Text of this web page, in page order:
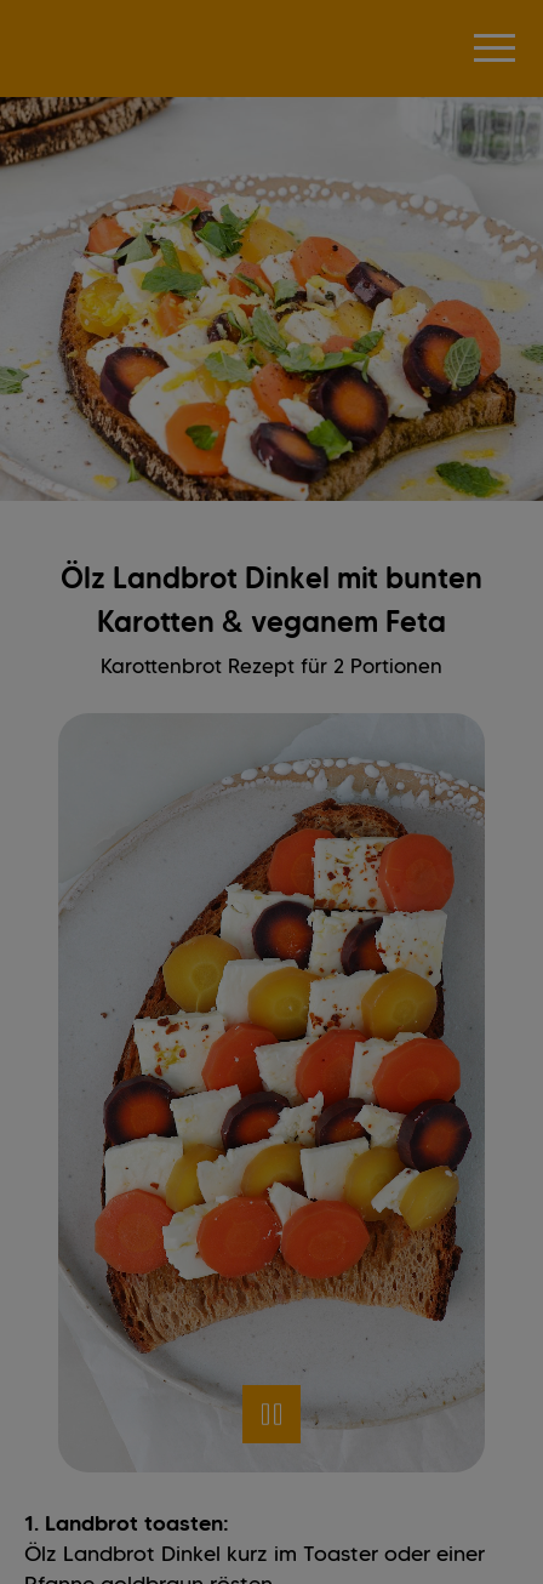
Ölz Landbrot Dinkel mit bunten
Karotten & veganem Feta
Karottenbrot Rezept für 2 Portionen
1. Landbrot toasten:
Ölz Landbrot Dinkel kurz im Toaster oder einer